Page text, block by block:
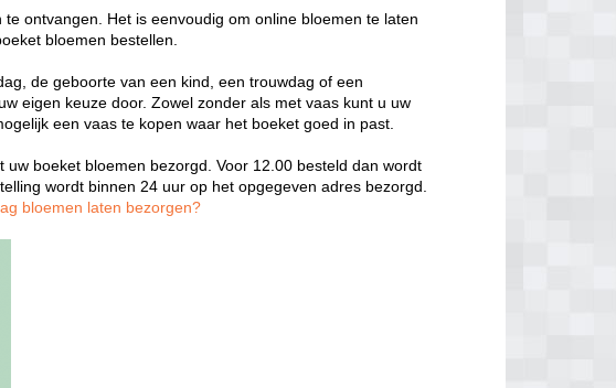
ontvangen. Het is eenvoudig om online bloemen te laten
bloemen bestellen.
de geboorte van een kind, een trouwdag of een
eigen keuze door. Zowel zonder als met vaas kunt u uw
een vaas te kopen waar het boeket goed in past.
boeket bloemen bezorgd. Voor 12.00 besteld dan wordt
wordt binnen 24 uur op het opgegeven adres bezorgd.
bloemen laten bezorgen?